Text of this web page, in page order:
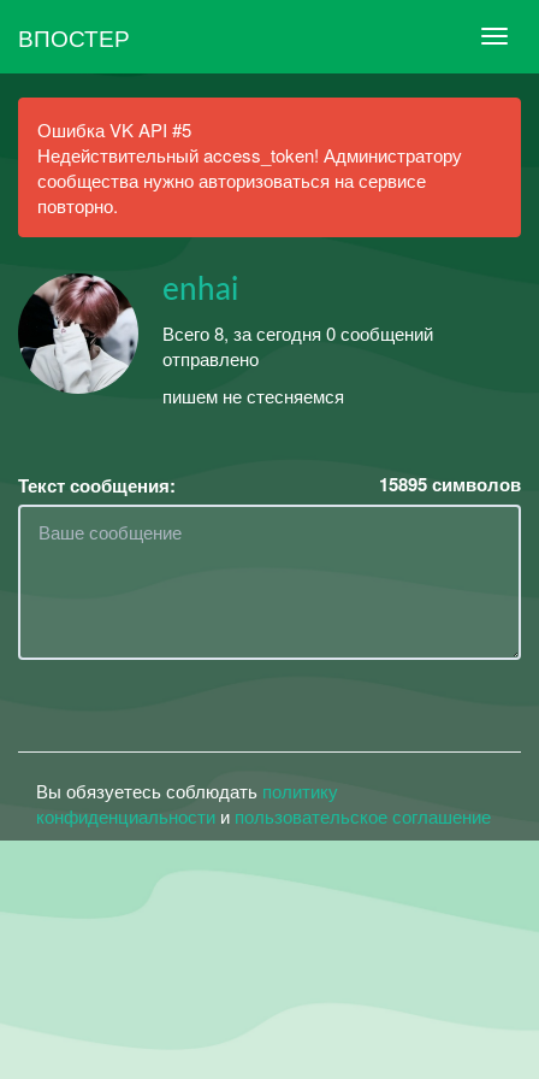
ВПОСТЕР
Ошибка VK API #5
Недействительный access_token! Администратору
сообщества нужно авторизоваться на сервисе
повторно.
enhai
Всего 8, за сегодня 0 сообщений
отправлено
пишем не стесняемся
Текст сообщения: 15895символов
Вы обязуетесь соблюдать политику
конфиденциальности и пользовательское соглашение